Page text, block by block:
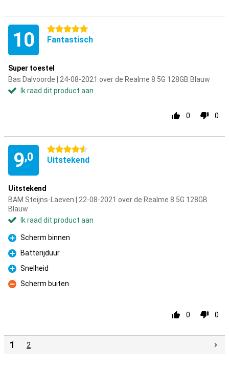
10 5 sterren
Fantastisch
Super toestel
Bas Dalvoorde | 24-08-2021 over de Realme 8 5G 128GB Blauw
Ik raad dit product aan
0 0
9,0
4.5 sterren
Uitstekend
Uitstekend
BAM Steijns-Laeven | 22-08-2021 over de Realme 8 5G 128GB
Blauw
Ik raad dit product aan
Pluspunt
Scherm binnen
Pluspunt
Batterijduur
Pluspunt
Snelheid
Minpunt
Scherm buiten
0 0
1 2